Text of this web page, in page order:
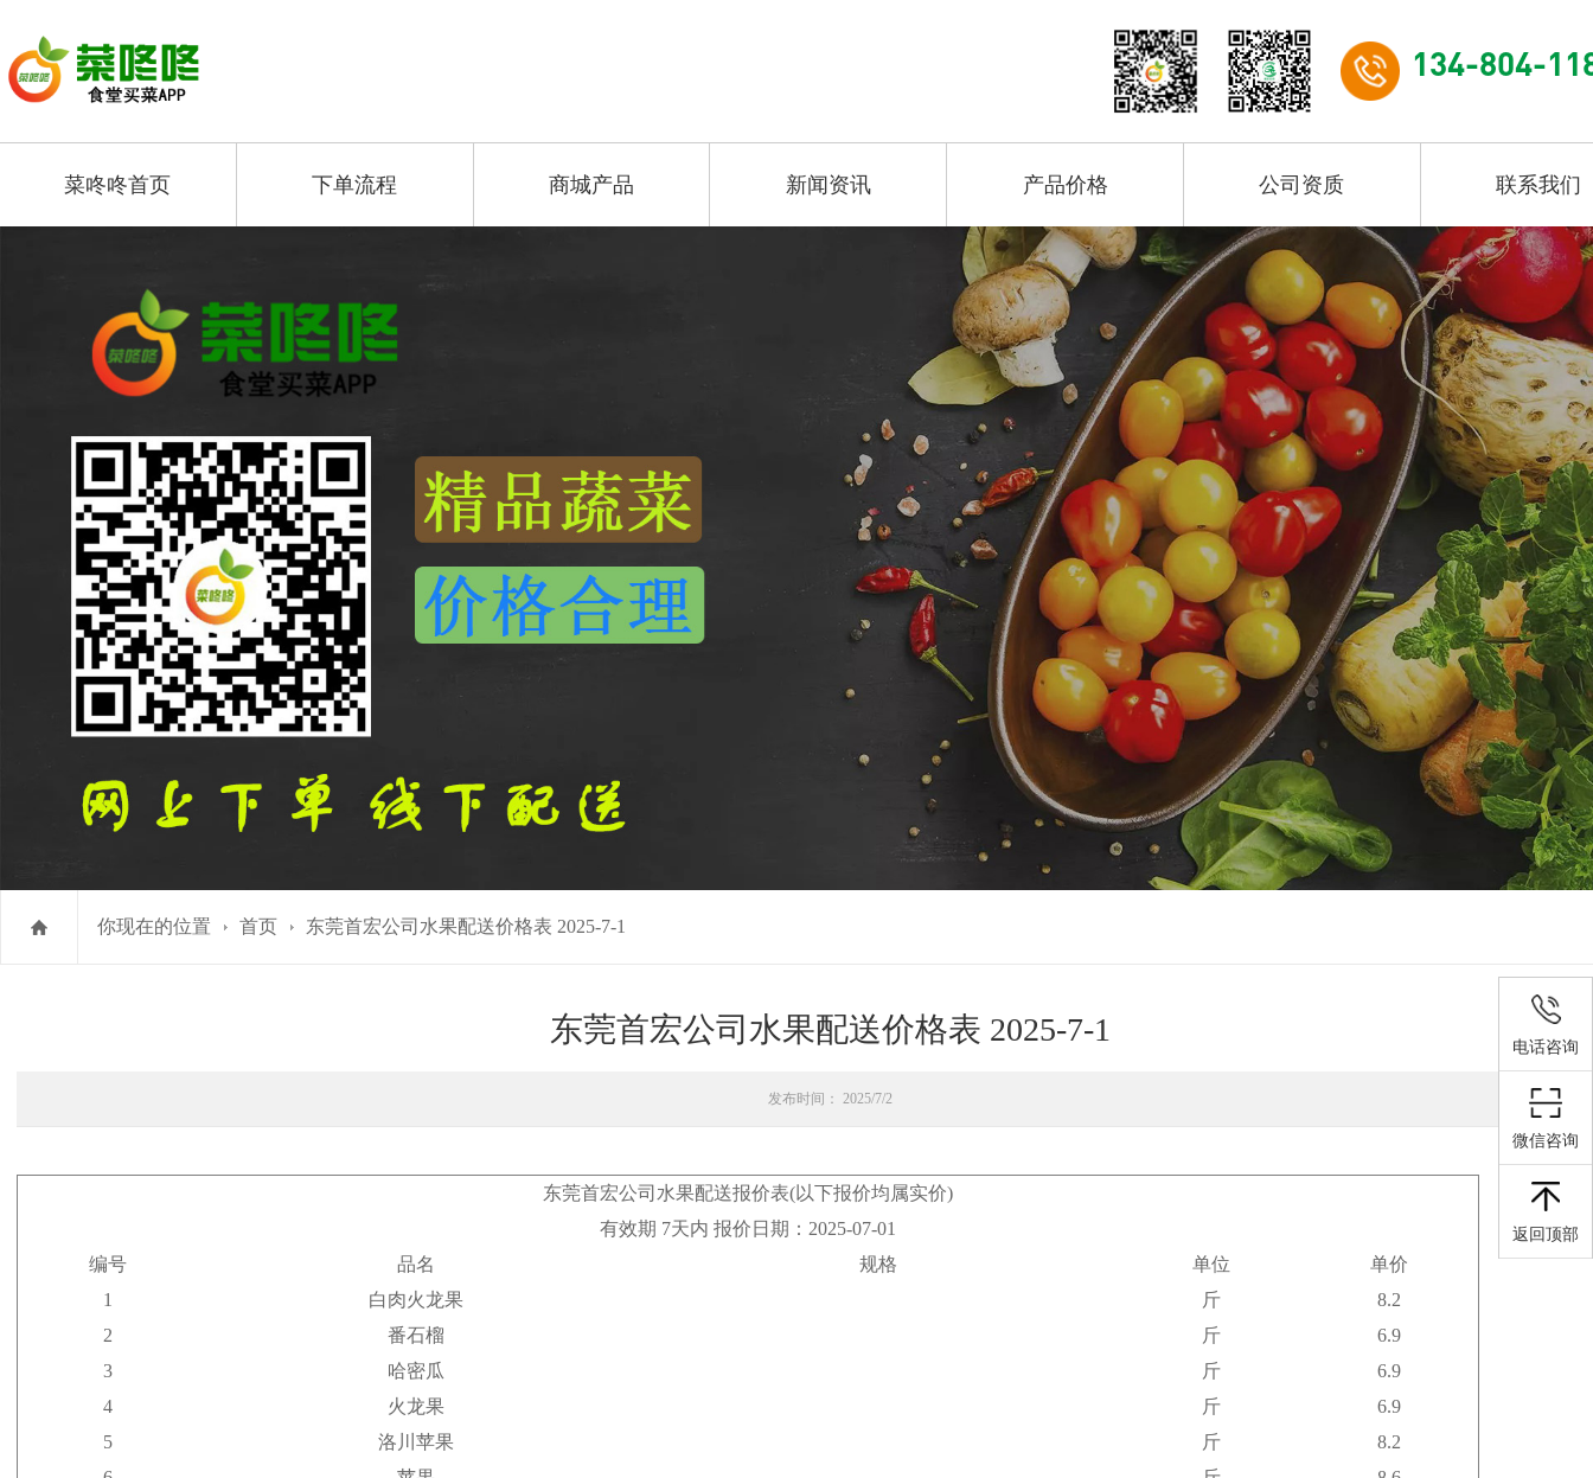
134-804-
菜咚咚首页 下单流程 商城产品 新闻资讯 产品价格 公司资质 联系我们
你现在的位置 首页 东莞首宏公司水果配送价格表 2025-7-1
东莞首宏公司水果配送价格表 2025-7-1
发布时间： 2025/7/2
东莞首宏公司水果配送报价表(以下报价均属实价)
有效期 7天内 报价日期：2025-07-01
编号
品名 规格 单位
单价
1
白肉火龙果 斤
8.2
2
番石榴 斤
6.9
3
哈密瓜 斤
6.9
4
火龙果 斤
6.9
5
洛川苹果 斤
8.2
电话咨询
微信咨询
返回顶部